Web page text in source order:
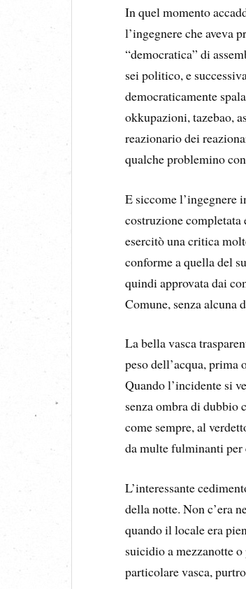
In quel momento
l’ingegnere che aveva
“democratica” di
sei politico, e
democraticamente
okkupazioni, tazebao,
reazionario dei
qualche problemino
E siccome l’ingegnere
costruzione completata
esercitò una critica
conforme a quella del
quindi approvata dai
Comune, senza alcuna
La bella vasca
peso dell’acqua,
Quando l’incidente si
senza ombra di dubbio
come sempre, al
da multe fulminanti per
L’interessante
della notte. Non c’era
quando il locale era
suicidio a mezzanotte
particolare vasca,